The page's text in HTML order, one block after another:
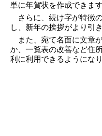
単に年賀状を作成できます
さらに、続け字が特徴
し、新年の挨拶がより引
また、宛て名面に文章
か、一覧表の改善など住
利に利用できるようになり